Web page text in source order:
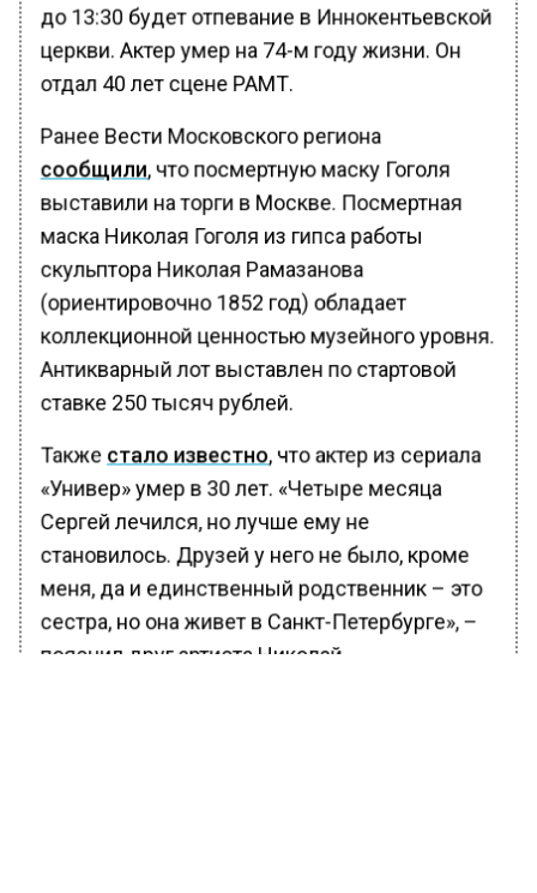
до 13:30 будет отпевание в Иннокентьевской
церкви. Актер умер на 74-м году жизни. Он
отдал 40 лет сцене РАМТ.
Ранее Вести Московского региона
сообщили , что посмертную маску Гоголя
выставили на торги в Москве. Посмертная
маска Николая Гоголя из гипса работы
скульптора Николая Рамазанова
(ориентировочно 1852 год) обладает
коллекционной ценностью музейного уровня.
Антикварный лот выставлен по стартовой
ставке 250 тысяч рублей.
Также стало известно, что актер из сериала
«Универ» умер в 30 лет. «Четыре месяца
Сергей лечился, но лучше ему не
становилось. Друзей у него не было, кроме
меня, да и единственный родственник – это
сестра, но она живет в Санкт-Петербурге», –
пояснил друг артиста Николай.